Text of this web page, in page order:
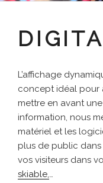
L’affichage
concept idéal pour
mettre en avant
information, nous
matériel et les
plus de public dans
vos visiteurs dans
skiable,…